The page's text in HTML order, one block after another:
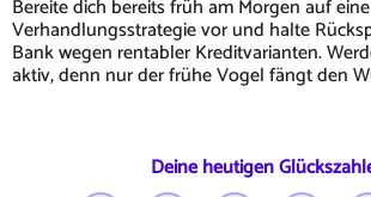
Bereite dich bereits früh am Morgen auf
Verhandlungsstrategie vor und halte
Bank wegen rentabler Kreditvarianten.
aktiv, denn nur der frühe Vogel fängt den
Deine heutigen